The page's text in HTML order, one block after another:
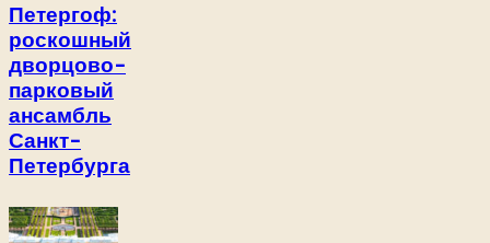
Петергоф:
роскошный
дворцово-
парковый
ансамбль
Санкт-
Петербурга